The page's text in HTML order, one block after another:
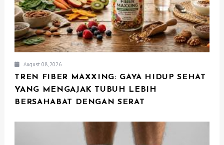
N
August 08, 2026
TREN FIBER MAXXING: GAYA HIDUP SEHAT
YANG MENGAJAK TUBUH LEBIH
BERSAHABAT DENGAN SERAT